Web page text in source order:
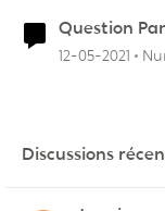
Question
12-05-2021
Discussions